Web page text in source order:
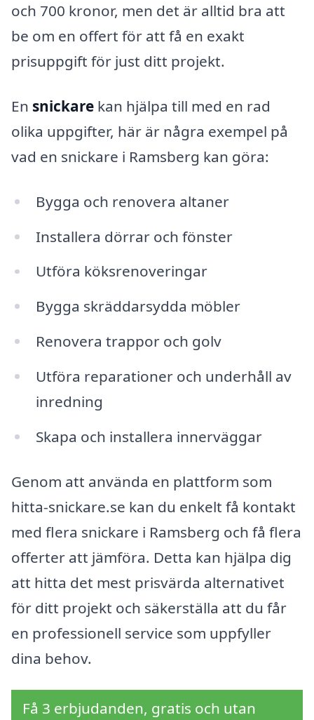
och 700 kronor, men det är alltid bra att
be om en offert för att få en exakt
prisuppgift för just ditt projekt.
En snickare kan hjälpa till med en rad
olika uppgifter, här är några exempel på
vad en snickare i Ramsberg kan göra:
Bygga och renovera altaner
Installera dörrar och fönster
Utföra köksrenoveringar
Bygga skräddarsydda möbler
Renovera trappor och golv
Utföra reparationer och underhåll av
inredning
Skapa och installera innerväggar
Genom att använda en plattform som
hitta-snickare.se kan du enkelt få kontakt
med flera snickare i Ramsberg och få flera
offerter att jämföra. Detta kan hjälpa dig
att hitta det mest prisvärda alternativet
för ditt projekt och säkerställa att du får
en professionell service som uppfyller
dina behov.
Få 3 erbjudanden, gratis och utan